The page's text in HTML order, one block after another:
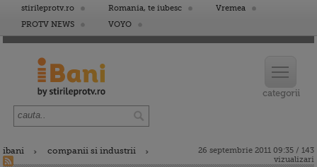
stirileprotv.ro Romania, te iubesc
Vremea
PROTV NEWS
VOYO
ibani companii si industrii
26 septembrie 2011 09:35 / 143
vizualizari